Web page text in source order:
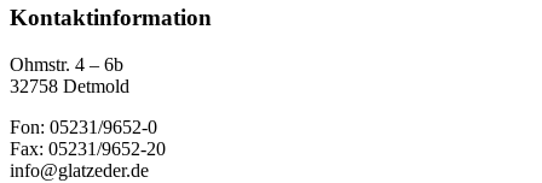
Kontaktinformation
Ohmstr. 4 – 6b
32758 Detmold
Fon: 05231/9652-0
Fax: 05231/9652-20
info@glatzeder.de